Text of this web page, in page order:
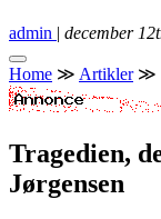
admin | december
Home ≫ Artikler≫
Tragedien,
Jørgensen